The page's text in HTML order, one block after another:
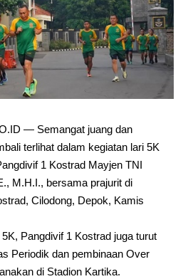
— Semangat juang dan
terlihat dalam kegiatan lari 5K
1 Kostrad Mayjen TNI
M.H.I., bersama prajurit di
Cilodong, Depok, Kamis
Pangdivif 1 Kostrad juga turut
Periodik dan pembinaan Over
di Stadion Kartika.